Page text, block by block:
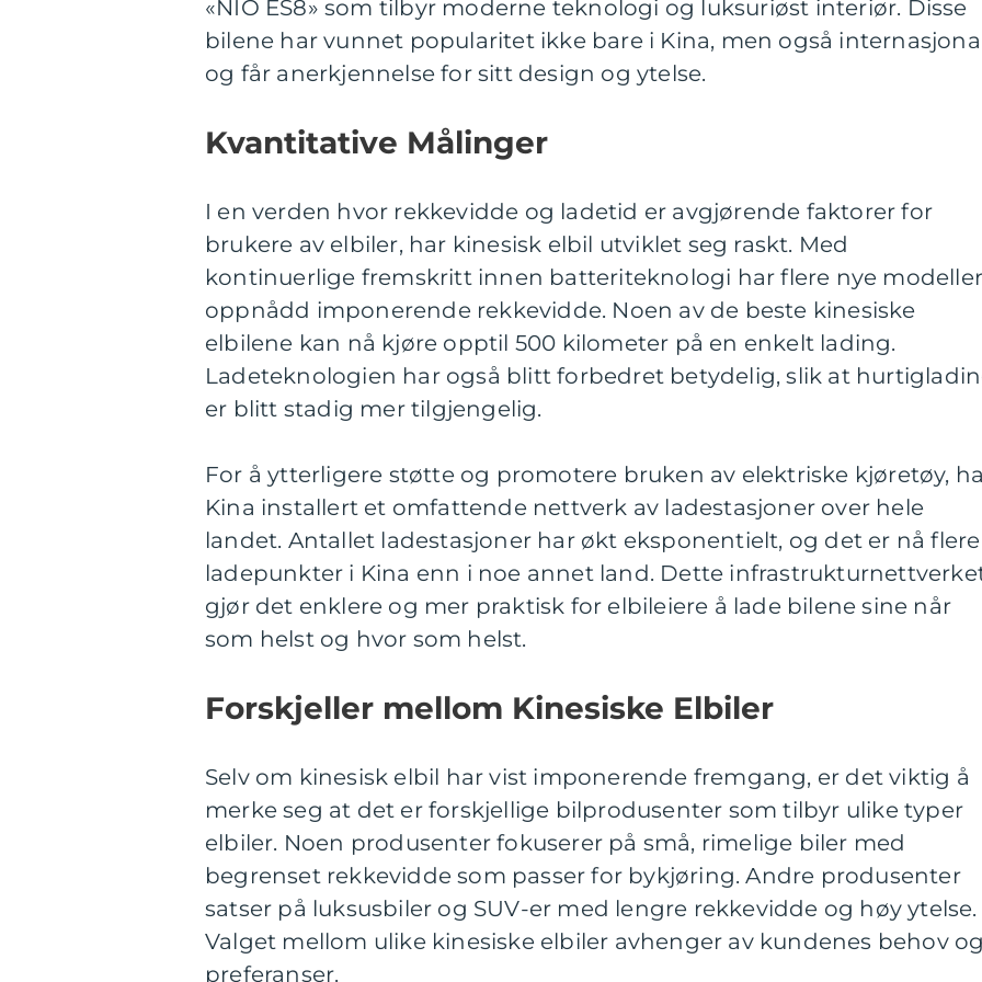
«NIO ES8» som tilbyr moderne teknologi og luksuriøst interiør. Disse
bilene har vunnet popularitet ikke bare i Kina, men også
og får anerkjennelse for sitt design og ytelse.
Kvantitative Målinger
I en verden hvor rekkevidde og ladetid er avgjørende faktorer for
brukere av elbiler, har kinesisk elbil utviklet seg raskt. Med
kontinuerlige fremskritt innen batteriteknologi har flere nye modeller
oppnådd imponerende rekkevidde. Noen av de beste kinesiske
elbilene kan nå kjøre opptil 500 kilometer på en enkelt lading.
Ladeteknologien har også blitt forbedret betydelig, slik at
er blitt stadig mer tilgjengelig.
For å ytterligere støtte og promotere bruken av elektriske kjøretøy,
Kina installert et omfattende nettverk av ladestasjoner over hele
landet. Antallet ladestasjoner har økt eksponentielt, og det er nå flere
ladepunkter i Kina enn i noe annet land. Dette
gjør det enklere og mer praktisk for elbileiere å lade bilene sine når
som helst og hvor som helst.
Forskjeller mellom Kinesiske Elbiler
Selv om kinesisk elbil har vist imponerende fremgang, er det viktig å
merke seg at det er forskjellige bilprodusenter som tilbyr ulike typer
elbiler. Noen produsenter fokuserer på små, rimelige biler med
begrenset rekkevidde som passer for bykjøring. Andre produsenter
satser på luksusbiler og SUV-er med lengre rekkevidde og høy ytelse.
Valget mellom ulike kinesiske elbiler avhenger av kundenes behov og
preferanser.